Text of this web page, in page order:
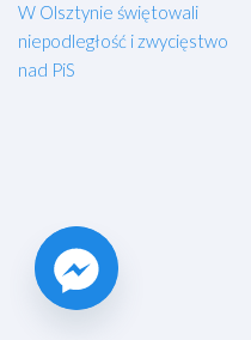
W Olsztynie świętowali
niepodległość i zwycięstwo
nad PiS